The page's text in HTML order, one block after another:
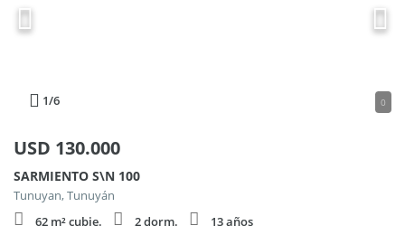
1/6 0
USD 130.000
SARMIENTO S\N 100
Tunuyan, Tunuyán
62 m² cubie.
2 dorm.
13 años